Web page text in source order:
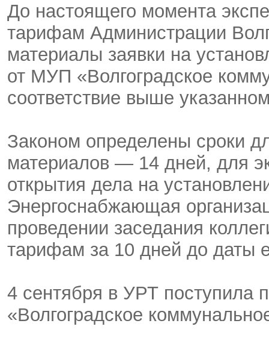
До настоящего момента
тарифам Администрации
материалы заявки на
от МУП «Волгоградское
соответствие выше
Законом определены сроки
материалов — 14 дней, для
открытия дела на
Энергоснабжающая
проведении заседания
тарифам за 10 дней до даты
4 сентября в УРТ поступила
«Волгоградское